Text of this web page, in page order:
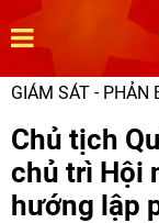
GIÁM SÁT - PHẢN
Chủ tịch
chủ trì Hội
hướng lập